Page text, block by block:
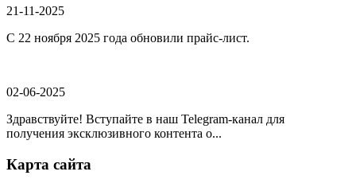
21-11-2025
С 22 ноября 2025 года обновили прайс-лист.
02-06-2025
Здравствуйте! Вступайте в наш Telegram-канал для
получения эксклюзивного контента о...
Карта сайта